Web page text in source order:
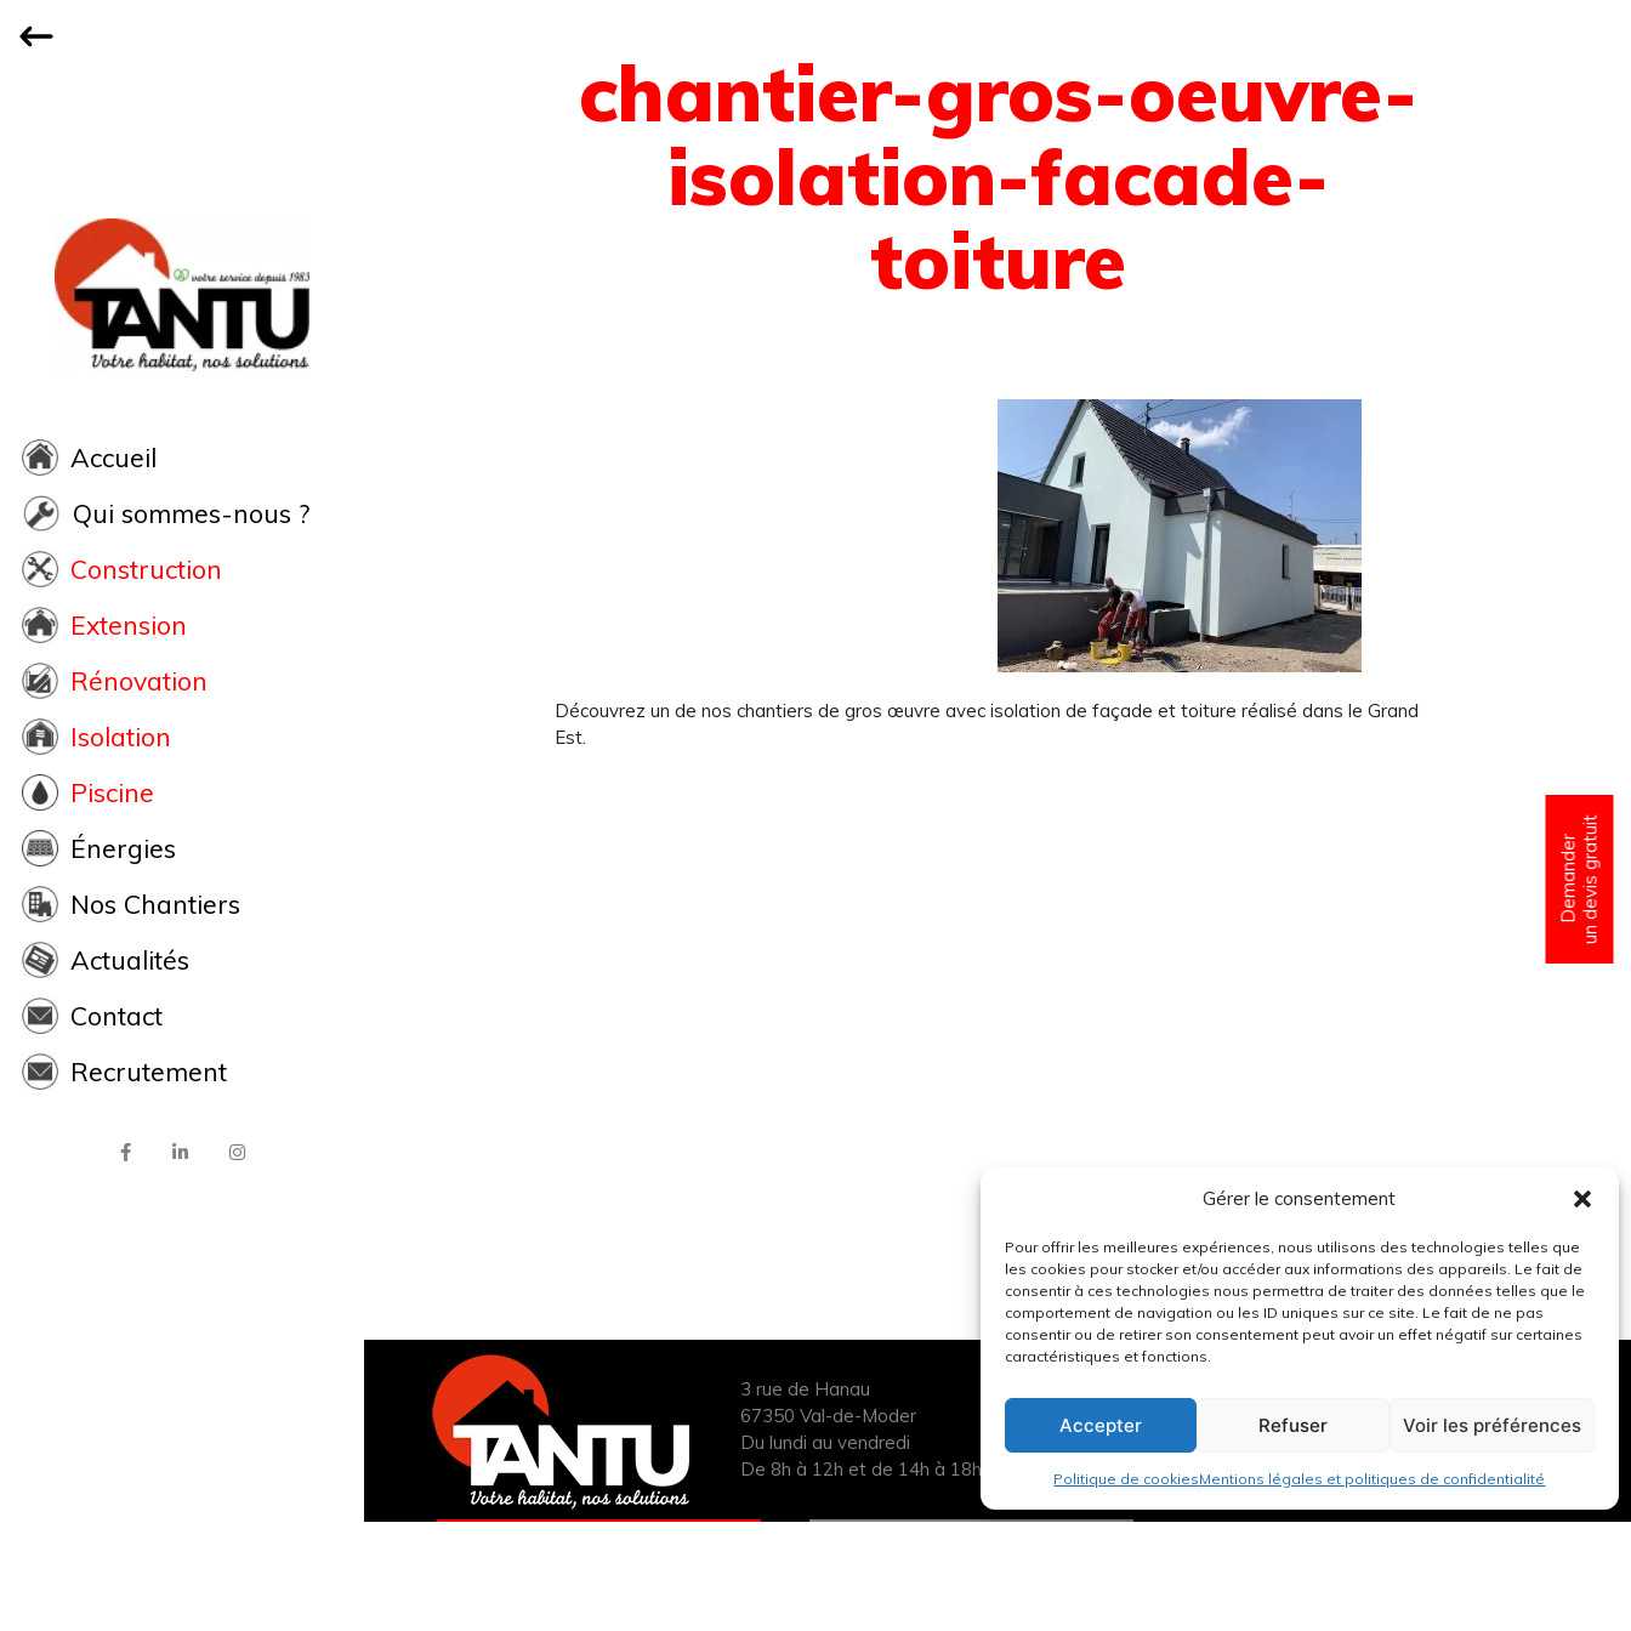
Gérer le consentement
Pour offrir les meilleures expériences, nous utilisons des technologies telles que
les cookies pour stocker et/ou accéder aux informations des appareils. Le fait de
consentir à ces technologies nous permettra de traiter des données telles que le
comportement de navigation ou les ID uniques sur ce site. Le fait de ne pas
consentir ou de retirer son consentement peut avoir un effet négatif sur certaines
caractéristiques et fonctions.
Accepter Refuser Voir les préférences
Politique de cookiesMentions légales et politiques de confidentialité
Demanderun devis gratuit
Accueil
Qui sommes-nous ?
Construction
Extension
Rénovation
Isolation
Piscine
Énergies
Nos Chantiers
Actualités
Contact
Recrutement
chantier-gros-oeuvre-
isolation-facade-
toiture
Découvrez un de nos chantiers de gros œuvre avec isolation de façade et toiture réalisé dans le Grand
Est.
3 rue de Hanau
67350 Val-de-Moder
Du lundi au vendredi
De 8h à 12h et de 14h à 18h